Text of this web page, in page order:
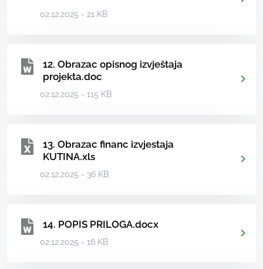
02.12.2025 - 21 KB
12. Obrazac opisnog izvještaja
projekta.doc
02.12.2025 - 115 KB
13. Obrazac financ izvjestaja
KUTINA.xls
02.12.2025 - 36 KB
14. POPIS PRILOGA.docx
02.12.2025 - 16 KB